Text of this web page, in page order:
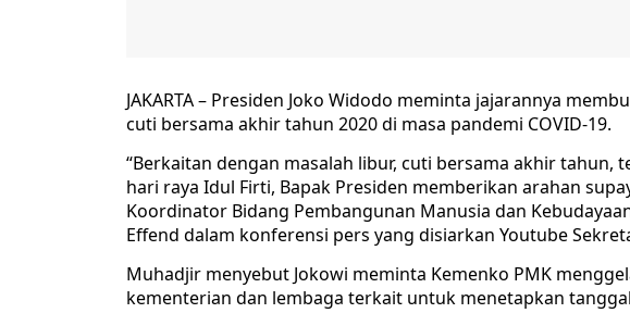
JAKARTA – Presiden Joko Widodo meminta jajarannya
cuti bersama akhir tahun 2020 di masa pandemi COVID-19.
“Berkaitan dengan masalah libur, cuti bersama akhir
hari raya Idul Firti, Bapak Presiden memberikan arahan
Koordinator Bidang Pembangunan Manusia dan
Effend dalam konferensi pers yang disiarkan Youtube
Muhadjir menyebut Jokowi meminta Kemenko PMK
kementerian dan lembaga terkait untuk menetapkan